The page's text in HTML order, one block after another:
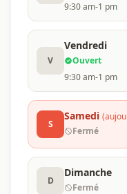
9:30 am-1 pm
V
Vendredi
Ouvert
9:30 am-1 pm
S
Samedi
Fermé
D
Dimanche
Fermé